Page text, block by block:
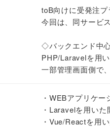
toB向けに受発注プ
今回は、同サービ
◇バックエンド中
PHP/Laravelを用
一部管理画面側で
・WEBアプリケ
・Laravelを用いた
・Vue/Reactを用